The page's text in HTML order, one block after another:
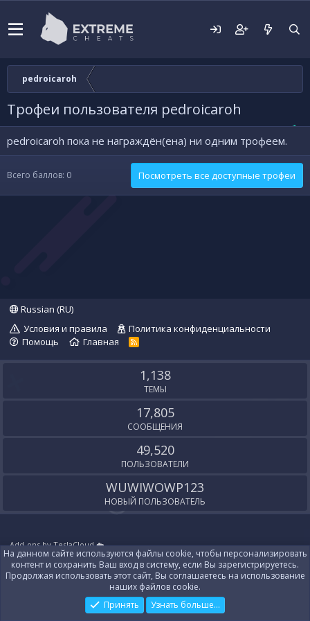
pedroicaroh
Трофеи пользователя pedroicaroh
pedroicaroh пока не награждён(ена) ни одним трофеем.
Всего баллов: 0 Посмотреть все доступные трофеи
Russian (RU)
Условия и правила
Политика конфиденциальности
Помощь
Главная
R
S
1,138
ТЕМЫ
17,805
СООБЩЕНИЯ
49,520
ПОЛЬЗОВАТЕЛИ
WUWIWOWP123
НОВЫЙ ПОЛЬЗОВАТЕЛЬ
Add-ons by TeslaCloud ☁️
Локализация отXenForo.Info
Контакты
На данном сайте используются файлы cookie, чтобы персонализировать
контент и сохранить Ваш вход в систему, если Вы зарегистрируетесь.
Продолжая использовать этот сайт, Вы соглашаетесь на использование
наших файлов cookie.
Принять
Узнать больше...